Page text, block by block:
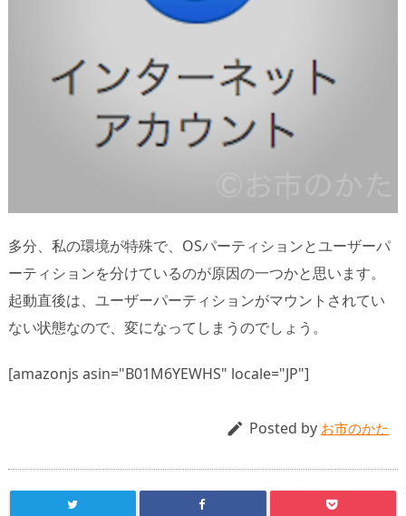
多分、私の環境が特殊で、OSパーティションとユーザーパ
ーティションを分けているのが原因の一つかと思います。
起動直後は、ユーザーパーティションがマウントされてい
ない状態なので、変になってしまうのでしょう。
[amazonjs asin="B01M6YEWHS" locale="JP"]
 Posted by お市のかた